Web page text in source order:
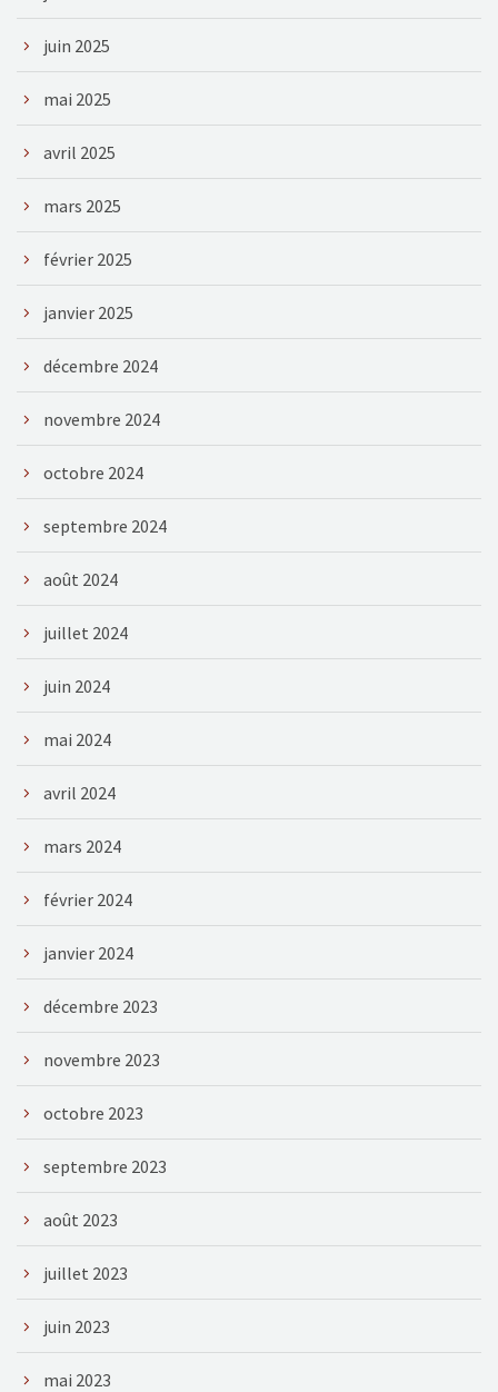
juin 2025
mai 2025
avril 2025
mars 2025
février 2025
janvier 2025
décembre 2024
novembre 2024
octobre 2024
septembre 2024
août 2024
juillet 2024
juin 2024
mai 2024
avril 2024
mars 2024
février 2024
janvier 2024
décembre 2023
novembre 2023
octobre 2023
septembre 2023
août 2023
juillet 2023
juin 2023
mai 2023